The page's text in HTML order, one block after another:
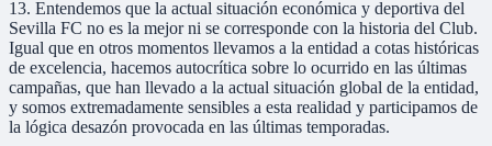
13. Entendemos que la actual situación económica y deportiva del
Sevilla FC no es la mejor ni se corresponde con la historia del Club.
Igual que en otros momentos llevamos a la entidad a cotas históricas
de excelencia, hacemos autocrítica sobre lo ocurrido en las últimas
campañas, que han llevado a la actual situación global de la entidad,
y somos extremadamente sensibles a esta realidad y participamos de
la lógica desazón provocada en las últimas temporadas.